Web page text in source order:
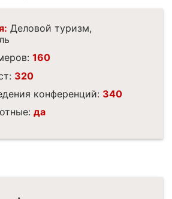
Деловой туризм,
160
320
конференций: 340
да